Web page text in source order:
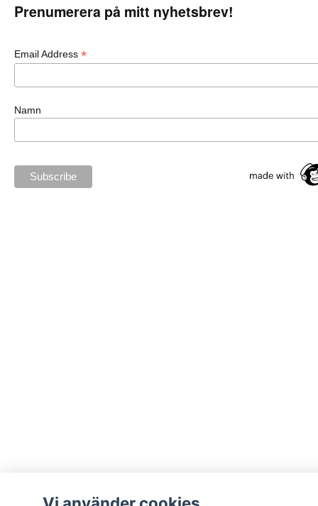
Prenumerera på mitt nyhetsbrev!
Email Address *
Namn